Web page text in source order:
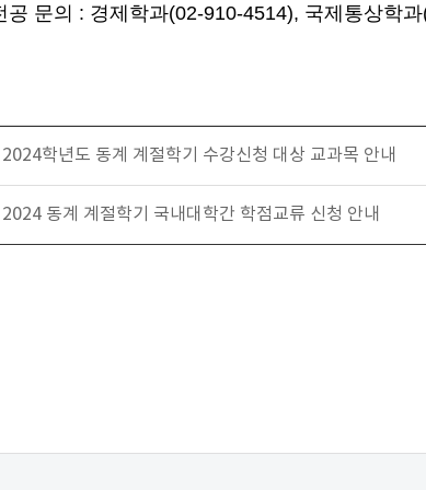
공 문의 : 경제학과(02-910-4514), 국제통상학
2024학년도 동계 계절학기 수강신청 대상 교과목 안내
2024 동계 계절학기 국내대학간 학점교류 신청 안내